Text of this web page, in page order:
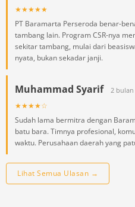
★★★★★
PT Baramarta Perseroda benar-
tambang lain. Program CSR-nya
sekitar tambang, mulai dari
nyata, bukan sekadar janji.
Muhammad Syarif 2
★★★★☆
Sudah lama bermitra dengan
batu bara. Timnya profesional,
waktu. Perusahaan daerah yang
Lihat Semua Ulasan →